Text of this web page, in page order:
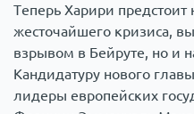
Теперь Харири предстоит
жесточайшего кризиса,
взрывом в Бейруте, но и
Кандидатуру нового
лидеры европейских